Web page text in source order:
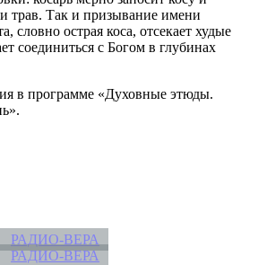
трав. Так и призывание имени
словно острая коса, отсекает худые
соединиться с Богом в глубинах
в программе «Духовные этюды.
РАДИО-ВЕРА
РАДИО-ВЕРА